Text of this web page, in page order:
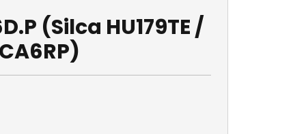
(Silca HU179TE /